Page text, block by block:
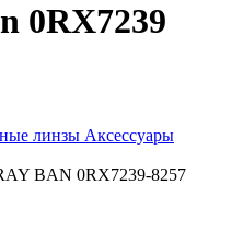
0RX7239
линзы Аксессуары